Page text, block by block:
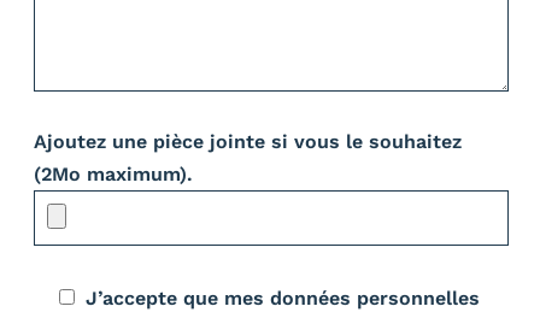
Ajoutez une pièce jointe si vous le souhaitez
(2Mo maximum).
J’accepte que mes données personnelles